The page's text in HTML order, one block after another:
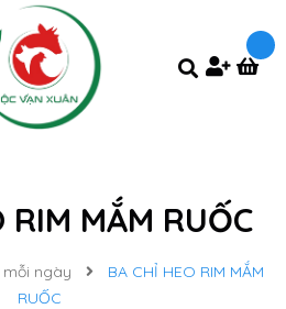
RIM MẮM RUỐC
ngày
BA CHỈ HEO RIM MẮM
RUỐC